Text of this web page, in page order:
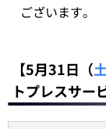
ございます。
【5月31日（土
トプレスサー